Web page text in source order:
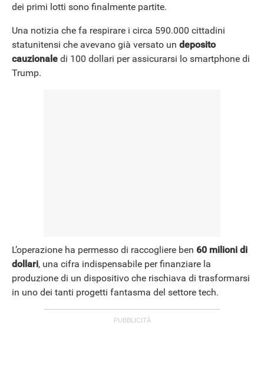
ANDROID
dei primi lotti sono finalmente partite.
Una notizia che fa respirare i circa 590.000 cittadini
statunitensi che avevano già versato un deposito
cauzionale di 100 dollari per assicurarsi lo smartphone di
Trump.
L’operazione ha permesso di raccogliere ben 60 milioni di
dollari, una cifra indispensabile per finanziare la
produzione di un dispositivo che rischiava di trasformarsi
in uno dei tanti progetti fantasma del settore tech.